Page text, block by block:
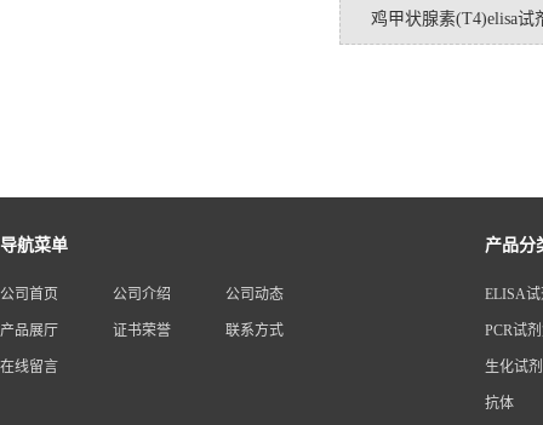
鸡甲状腺素(T4)elisa试
导航菜单
公司首页 公司介绍 公司动态
产品展厅 证书荣誉 联系方式
在线留言
产品分
ELISA
PCR试
生化试
抗体